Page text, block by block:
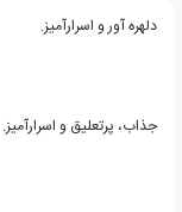
دلهره آور و اسرارآمیز.
جذاب، پرتعلیق و اسرارآمیز.